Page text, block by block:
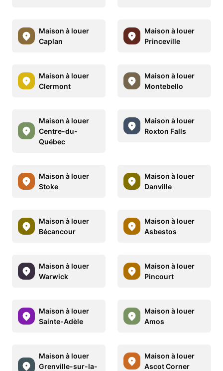
Maison à louer
Caplan
Maison à louer
Princeville
Maison à louer
Clermont
Maison à louer
Montebello
Maison à louer
Centre-du-
Québec
Maison à louer
Roxton Falls
Maison à louer
Stoke
Maison à louer
Danville
Maison à louer
Bécancour
Maison à louer
Asbestos
Maison à louer
Warwick
Maison à louer
Pincourt
Maison à louer
Sainte-Adèle
Maison à louer
Amos
Maison à louer
Grenville-sur-la-
Maison à louer
Ascot Corner